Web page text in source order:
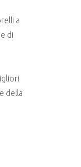
a
di
della